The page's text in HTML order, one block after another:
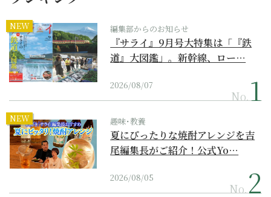
NEW 編集部からのお知らせ
『サライ』9月号大特集は「『鉄
道』大図鑑」。新幹線、ロー…
2026/08/07
No.
NEW 趣味･教養
夏にぴったりな焼酎アレンジを吉
尾編集長がご紹介！公式Yo…
2026/08/05
No.